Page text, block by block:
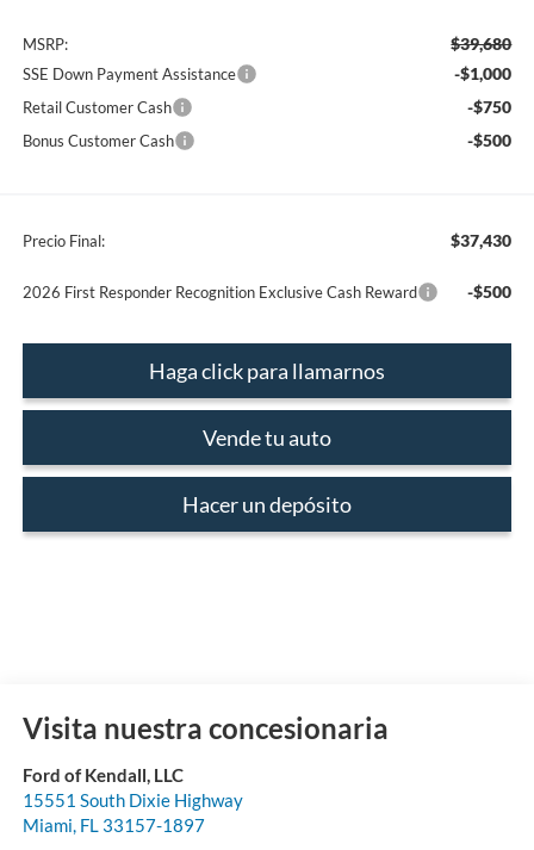
MSRP: $39,680
SSE Down Payment Assistance -$1,000
Retail Customer Cash -$750
Bonus Customer Cash -$500
Precio Final: $37,430
2026 First Responder Recognition Exclusive Cash Reward -$500
Haga click para llamarnos
Vende tu auto
Hacer un depósito
Visita nuestra concesionaria
Ford of Kendall, LLC
15551 South Dixie Highway
Miami, FL 33157-1897